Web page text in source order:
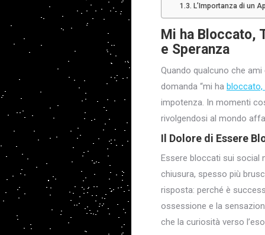
L’Importanza di un
Mi ha Bloccato,
e Speranza
Quando qualcuno che
domanda “mi ha bloccato,
impotenza. In momenti
rivolgendosi al mondo
Il Dolore di Essere
Essere bloccati sui social
chiusura, spesso più
risposta: perché è
ossessione e la
che la curiosità verso